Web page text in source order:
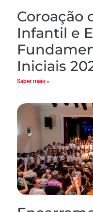
Coroação
Infantil e
Iniciais
Saber mais »